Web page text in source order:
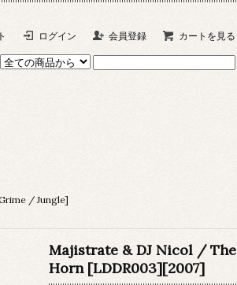
ログイン 会員登録 カートを見る
/ Jungle]
Majistrate & DJ Nicol / The
Horn [LDDR003][2007]